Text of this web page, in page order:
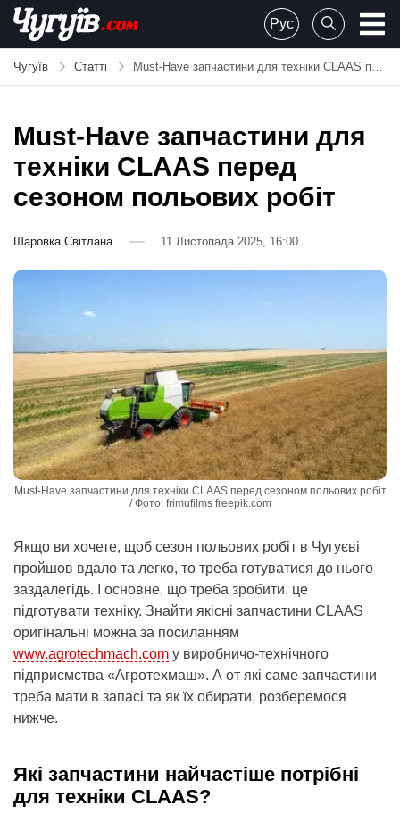
Skip
content
Chuguiv
Рус
Чугуїв Статті Must-Have запчастини для техніки CLAAS перед сезоном польових робіт
Must-Have запчастини для
техніки CLAAS перед
сезоном польових робіт
Шаровка Світлана 11 Листопада 2025, 16:00
Must-Have запчастини для техніки CLAAS перед сезоном польових робіт
/ Фото: frimufilms freepik.com
Якщо ви хочете, щоб сезон польових робіт в Чугуєві
пройшов вдало та легко, то треба готуватися до нього
заздалегідь. І основне, що треба зробити, це
підготувати техніку. Знайти якісні запчастини CLAAS
оригінальні можна за посиланням
www.agrotechmach.com у виробничо-технічного
підприємства «Агротехмаш». А от які саме запчастини
треба мати в запасі та як їх обирати, розберемося
нижче.
Які запчастини найчастіше потрібні
для техніки CLAAS?